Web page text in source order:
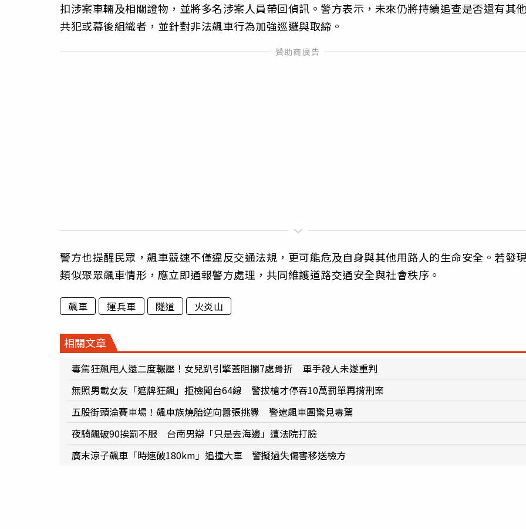
扣涉案車輛及相關證物，並將多名涉案人員帶回偵訊。警方表示，未來仍將持續追查是否還有其
共犯或幕後組織者，並針對非法飆車行為加強巡邏與取締。
警方也提醒民眾，飆車競速不僅違反交通法規，更可能危及自身與其他用路人的生命安全。若發
類似聚眾飆車情形，應立即通報警方處理，共同維護道路交通安全與社會秩序。
飆車 運兵車 隧道 火炎山
相關文章
毒駕狂飆甩人還二度輾壓！女兒趴引擎蓋阻攔7處骨折 車手殺人未遂重判
無照男載女友「遮牌狂飆」拒檢闖台64線 警拔槍才停吞10萬罰單再揹刑案
五股街頭淪賽車場！飆車族燒胎逆向囂張挑釁 警逮飆車團驚見毒駕
夜騎飆破90挨罰不服 台南男辯「只是去海邊」遭法院打臉
廣末涼子飆車「時速破180km」追撞大車 警擬過失傷害移送檢方